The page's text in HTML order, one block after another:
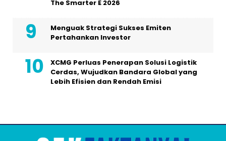
The Smarter E 2026
Menguak Strategi Sukses Emiten
Pertahankan Investor
XCMG Perluas Penerapan Solusi Logistik
Cerdas, Wujudkan Bandara Global yang
Lebih Efisien dan Rendah Emisi